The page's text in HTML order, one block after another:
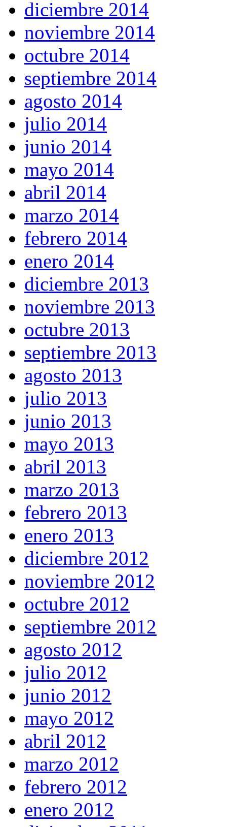
diciembre 2014
noviembre 2014
octubre 2014
septiembre 2014
agosto 2014
julio 2014
junio 2014
mayo 2014
abril 2014
marzo 2014
febrero 2014
enero 2014
diciembre 2013
noviembre 2013
octubre 2013
septiembre 2013
agosto 2013
julio 2013
junio 2013
mayo 2013
abril 2013
marzo 2013
febrero 2013
enero 2013
diciembre 2012
noviembre 2012
octubre 2012
septiembre 2012
agosto 2012
julio 2012
junio 2012
mayo 2012
abril 2012
marzo 2012
febrero 2012
enero 2012